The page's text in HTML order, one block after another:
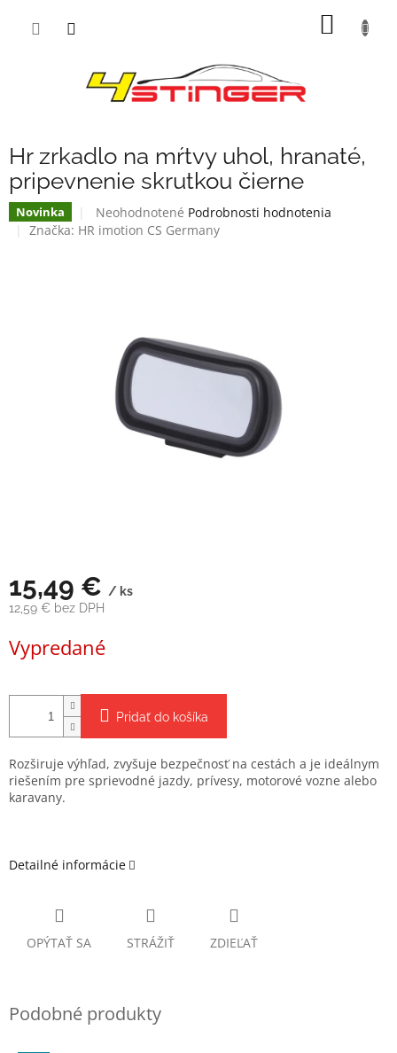
Hr zrkadlo na mŕtvy uhol, hranaté,
pripevnenie skrutkou čierne
Novinka
Priemerné
hodnotenie
Neohodnotené Podrobnosti hodnotenia
Značka: HR imotion CS Germany
15,49 € / ks
12,59 € bez DPH
cena:
Vypredané
Pridať do košíka
Rozširuje výhľad, zvyšuje bezpečnosť na cestách a je ideálnym
riešením pre sprievodné jazdy, prívesy, motorové vozne alebo
karavany.
Detailné informácie
OPÝTAŤ SA STRÁŽIŤ ZDIEĽAŤ